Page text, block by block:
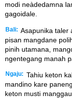
modi neàdedamna
gagoidale.
Bali: Asapunika taler
pisan mangdane
pinih utamana,
ngentegang manah
Ngaju: Tahiu keton
mandino kare
keton musti